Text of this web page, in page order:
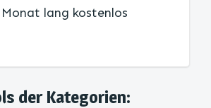
lang kostenlos
der Kategorien: